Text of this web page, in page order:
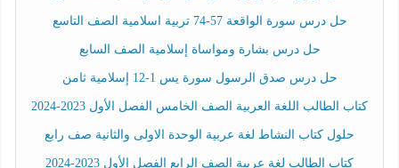
حل درس سورة الواقعة 57-74 تربية اسلامية الصف التاسع
حل درس بشارة ومواساة إسلامية الصف السابع
حل درس صدق الرسول سورة يس 1-12 إسلامية ثامن
كتاب الطالب اللغة العربية الصف الخامس الفصل الأول 2023-2024
حلول كتاب النشاط لغة عربية الوحدة الاولى والثانية صف رابع
كتاب الطالب لغة عربية الصف الرابع الفصل الأول 2023-2024